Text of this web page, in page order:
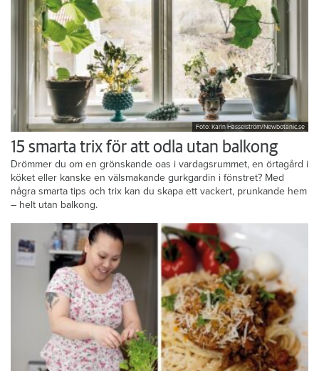
Foto: Karin Hasselström/Newbotanic.se
15 smarta trix för att odla utan balkong
Drömmer du om en grönskande oas i vardagsrummet, en örtagård i
köket eller kanske en välsmakande gurkgardin i fönstret? Med
några smarta tips och trix kan du skapa ett vackert, prunkande hem
– helt utan balkong.